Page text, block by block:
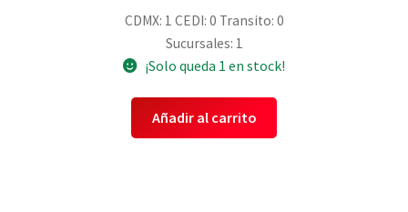
CDMX: 1 CEDI: 0 Transito: 0
Sucursales: 1
¡Solo queda 1 en stock!
Añadir al carrito